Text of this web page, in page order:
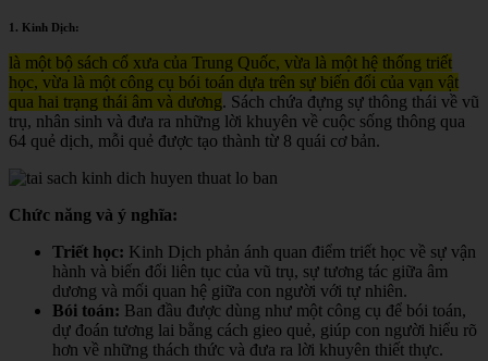
1. Kinh Dịch:
là một bộ sách cổ xưa của Trung Quốc, vừa là một hệ thống triết
học, vừa là một công cụ bói toán dựa trên sự biến đổi của vạn vật
qua hai trạng thái âm và dương. Sách chứa đựng sự thông thái về vũ
trụ, nhân sinh và đưa ra những lời khuyên về cuộc sống thông qua
64 quẻ dịch, mỗi quẻ được tạo thành từ 8 quái cơ bản.
Chức năng và ý nghĩa:
Triết học: Kinh Dịch phản ánh quan điểm triết học về sự vận
hành và biến đổi liên tục của vũ trụ, sự tương tác giữa âm
dương và mối quan hệ giữa con người với tự nhiên.
Bói toán: Ban đầu được dùng như một công cụ để bói toán,
dự đoán tương lai bằng cách gieo quẻ, giúp con người hiểu rõ
hơn về những thách thức và đưa ra lời khuyên thiết thực.